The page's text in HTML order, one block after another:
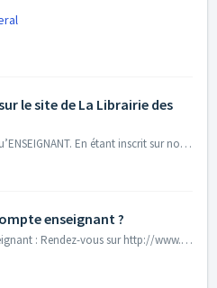
le site de La Librairie des
1. Vos avantages en tant qu’ENSEIGNANT. En étant inscrit sur notre site, vous pouvez : Télécharger gratuitement les ressources pédagogiques, annexes, corr...
enseignant ?
Pour créer un compte enseignant : Rendez-vous sur http://www.lalibrairiedesecoles.com/mon-compte/, rubrique « Inscription au site » Complétez les informa...